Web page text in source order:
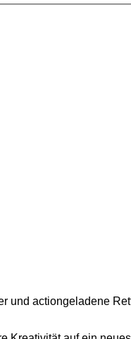
und actiongeladene